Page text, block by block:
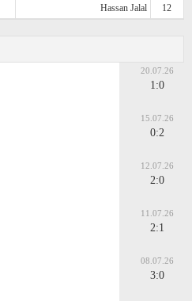
Hassan Jalal
12
20.07.26
1:0
15.07.26
0:2
12.07.26
2:0
11.07.26
2:1
08.07.26
3:0